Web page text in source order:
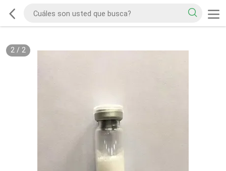
2/ 2